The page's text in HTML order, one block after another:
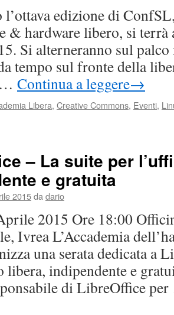
l’ottava edizione di
& hardware libero, si terrà
Si alterneranno sul
tempo sul fronte della
Continua a leggere→
Libera, Creative Commons, Eventi,
– La suite per
e gratuita
2015da dario
2015 Ore 18:00
Ivrea L’Accademia
una serata dedicata a
libera, indipendente e
di LibreOffice